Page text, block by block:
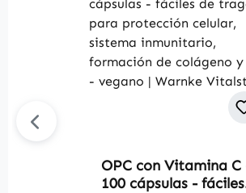
OPC con Vitamina C
100 cápsulas - fáciles